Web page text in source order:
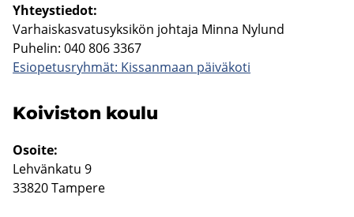
Yh­teys­tie­dot:
Var­hais­kas­va­tusyk­si­kön joh­ta­ja Minna Ny­lund
Pu­he­lin: 040 806 3367
Esio­pe­tus­ryh­mät: Kis­san­maan päi­vä­ko­ti
Koi­vis­ton koulu
Osoi­te:
Leh­vän­ka­tu 9
33820 Tam­pe­re